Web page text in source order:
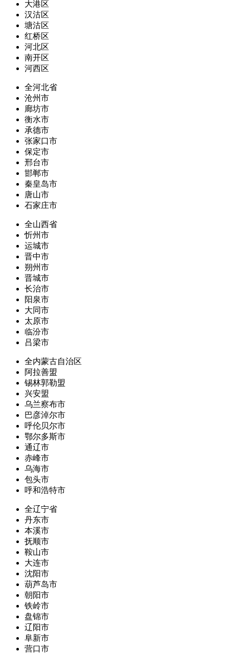
大港区
汉沽区
塘沽区
红桥区
河北区
南开区
河西区
全河北省
沧州市
廊坊市
衡水市
承德市
张家口市
保定市
邢台市
邯郸市
秦皇岛市
唐山市
石家庄市
全山西省
忻州市
运城市
晋中市
朔州市
晋城市
长治市
阳泉市
大同市
太原市
临汾市
吕梁市
全内蒙古自治区
阿拉善盟
锡林郭勒盟
兴安盟
乌兰察布市
巴彦淖尔市
呼伦贝尔市
鄂尔多斯市
通辽市
赤峰市
乌海市
包头市
呼和浩特市
全辽宁省
丹东市
本溪市
抚顺市
鞍山市
大连市
沈阳市
葫芦岛市
朝阳市
铁岭市
盘锦市
辽阳市
阜新市
营口市